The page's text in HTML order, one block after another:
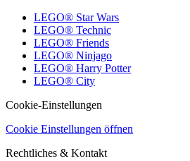
LEGO® Star Wars
LEGO® Technic
LEGO® Friends
LEGO® Ninjago
LEGO® Harry Potter
LEGO® City
Cookie-Einstellungen
Cookie Einstellungen öffnen
Rechtliches & Kontakt